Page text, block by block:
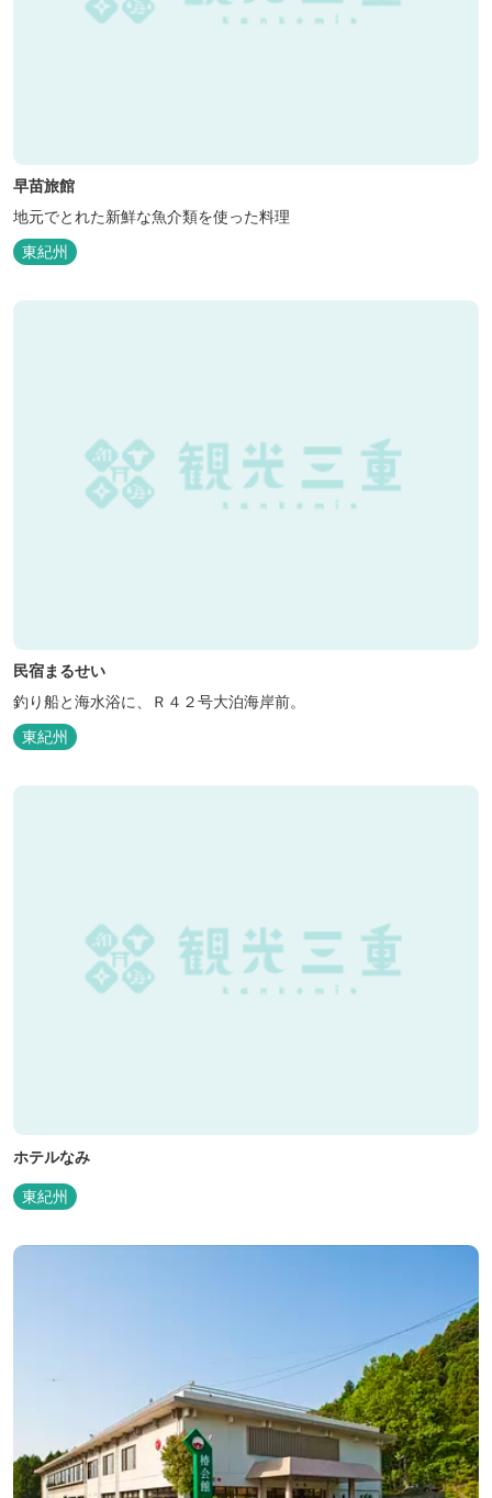
早苗旅館
地元でとれた新鮮な魚介類を使った料理
東紀州
民宿まるせい
釣り船と海水浴に、Ｒ４２号大泊海岸前。
東紀州
ホテルなみ
東紀州